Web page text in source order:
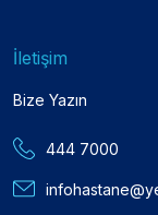
İletişim
Bize Yazın
444 7000